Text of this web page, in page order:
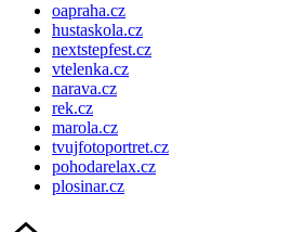
oapraha.cz
hustaskola.cz
nextstepfest.cz
vtelenka.cz
narava.cz
rek.cz
marola.cz
tvujfotoportret.cz
pohodarelax.cz
plosinar.cz